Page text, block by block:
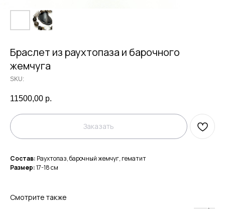
Браслет из раухтопаза и барочного
жемчуга
SKU:
11500,00 р.
Заказать
Состав: Раухтопаз, барочный жемчуг, гематит
Размер:17-18 см
Смотрите также